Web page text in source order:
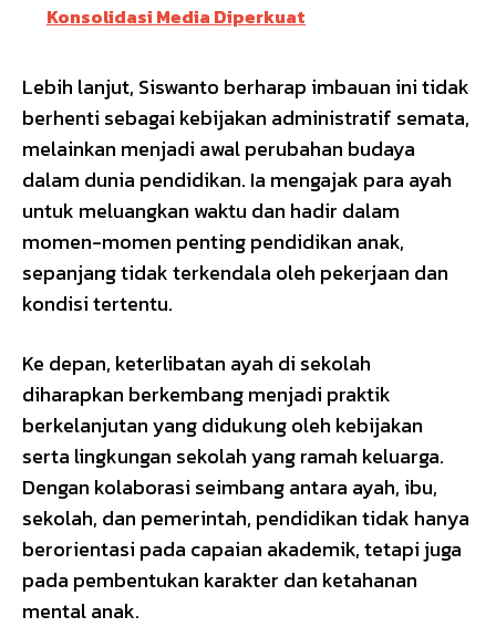
Konsolidasi Media Diperkuat
Lebih lanjut, Siswanto berharap imbauan ini tidak
berhenti sebagai kebijakan administratif semata,
melainkan menjadi awal perubahan budaya
dalam dunia pendidikan. Ia mengajak para ayah
untuk meluangkan waktu dan hadir dalam
momen-momen penting pendidikan anak,
sepanjang tidak terkendala oleh pekerjaan dan
kondisi tertentu.
Ke depan, keterlibatan ayah di sekolah
diharapkan berkembang menjadi praktik
berkelanjutan yang didukung oleh kebijakan
serta lingkungan sekolah yang ramah keluarga.
Dengan kolaborasi seimbang antara ayah, ibu,
sekolah, dan pemerintah, pendidikan tidak hanya
berorientasi pada capaian akademik, tetapi juga
pada pembentukan karakter dan ketahanan
mental anak.